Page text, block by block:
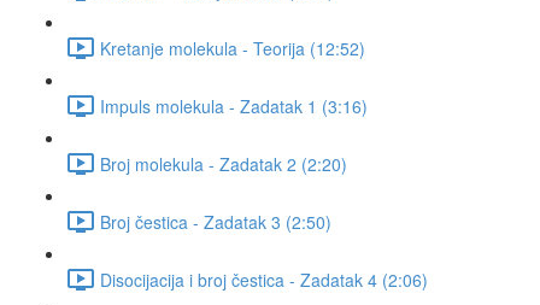
Kretanje molekula - Teorija (12:52)
Impuls molekula - Zadatak 1 (3:16)
Broj molekula - Zadatak 2 (2:20)
Broj čestica - Zadatak 3 (2:50)
Disocijacija i broj čestica - Zadatak 4 (2:06)